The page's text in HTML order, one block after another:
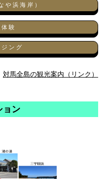
や浜海岸）
験
ング
対馬全島の観光案内（リンク）
ョン